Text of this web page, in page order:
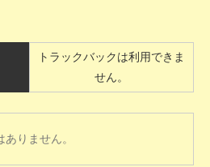
トラックバックは利用できま
せん。
りません。